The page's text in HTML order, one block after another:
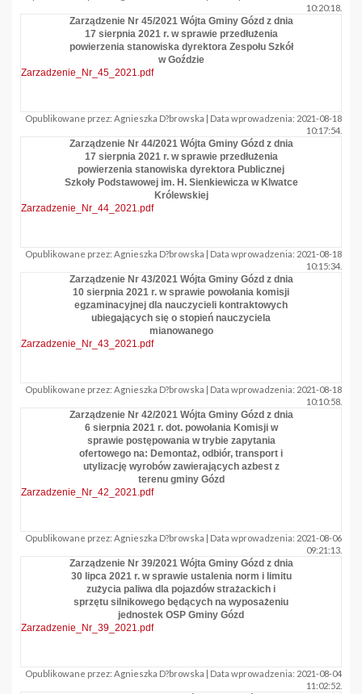
10:20:18.
Zarządzenie Nr 45/2021 Wójta Gminy Gózd z dnia
17 sierpnia 2021 r. w sprawie przedłużenia
powierzenia stanowiska dyrektora Zespołu Szkół
w Goździe
Zarzadzenie_Nr_45_2021.pdf
Opublikowane przez: Agnieszka D?browska | Data wprowadzenia: 2021-08-18
10:17:54.
Zarządzenie Nr 44/2021 Wójta Gminy Gózd z dnia
17 sierpnia 2021 r. w sprawie przedłużenia
powierzenia stanowiska dyrektora Publicznej
Szkoły Podstawowej im. H. Sienkiewicza w Klwatce
Królewskiej
Zarzadzenie_Nr_44_2021.pdf
Opublikowane przez: Agnieszka D?browska | Data wprowadzenia: 2021-08-18
10:15:34.
Zarządzenie Nr 43/2021 Wójta Gminy Gózd z dnia
10 sierpnia 2021 r. w sprawie powołania komisji
egzaminacyjnej dla nauczycieli kontraktowych
ubiegających się o stopień nauczyciela
mianowanego
Zarzadzenie_Nr_43_2021.pdf
Opublikowane przez: Agnieszka D?browska | Data wprowadzenia: 2021-08-18
10:10:58.
Zarządzenie Nr 42/2021 Wójta Gminy Gózd z dnia
6 sierpnia 2021 r. dot. powołania Komisji w
sprawie postępowania w trybie zapytania
ofertowego na: Demontaż, odbiór, transport i
utylizację wyrobów zawierających azbest z
terenu gminy Gózd
Zarzadzenie_Nr_42_2021.pdf
Opublikowane przez: Agnieszka D?browska | Data wprowadzenia: 2021-08-06
09:21:13.
Zarządzenie Nr 39/2021 Wójta Gminy Gózd z dnia
30 lipca 2021 r. w sprawie ustalenia norm i limitu
zużycia paliwa dla pojazdów strażackich i
sprzętu silnikowego będących na wyposażeniu
jednostek OSP Gminy Gózd
Zarzadzenie_Nr_39_2021.pdf
Opublikowane przez: Agnieszka D?browska | Data wprowadzenia: 2021-08-04
11:02:52.